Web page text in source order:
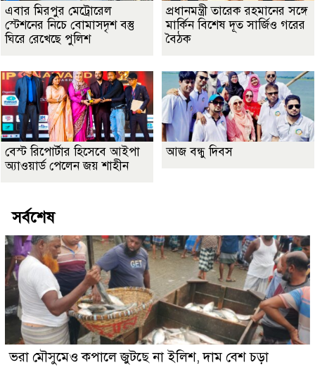
এবার মিরপুর মেট্রোরেল
স্টেশনের নিচে বোমাসদৃশ বস্তু
ঘিরে রেখেছে পুলিশ
প্রধানমন্ত্রী তারেক রহমানের সঙ্গে
মার্কিন বিশেষ দূত সার্জিও গরের
বৈঠক
বেস্ট রিপোর্টার হিসেবে আইপা
অ্যাওয়ার্ড পেলেন জয় শাহীন
আজ বন্ধু দিবস
সর্বশেষ
ভরা মৌসুমেও কপালে জুটছে না ইলিশ, দাম বেশ চড়া